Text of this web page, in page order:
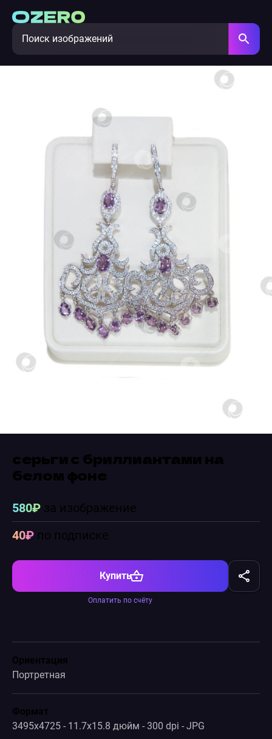
серьги с бриллиантами на
белом фоне
580₽за изображение
40₽по подписке
Купить
Оплатить по счёту
Ориентация
Портретная
Формат
3495x4725 - 11.7x15.8 дюйм - 300 dpi - JPG